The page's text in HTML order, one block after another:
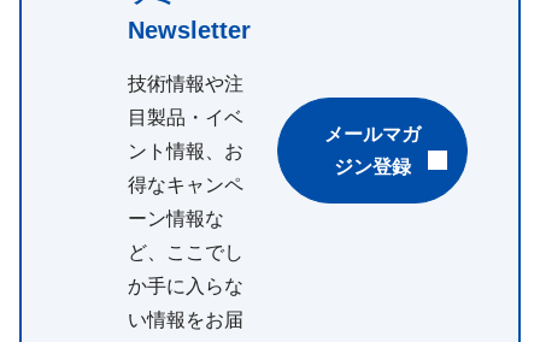
Newsletter
技術情報や注
目製品・イベ
ント情報、お
得なキャンペ
ーン情報な
ど、ここでし
か手に入らな
い情報をお届
メールマガ
ジン登録